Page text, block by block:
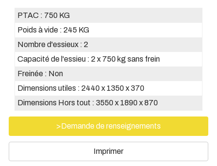
PTAC : 750 KG
Poids à vide : 245 KG
Nombre d'essieux : 2
Capacité de l'essieu : 2 x 750 kg sans frein
Freinée : Non
Dimensions utiles : 2440 x 1350 x 370
Dimensions Hors tout : 3550 x 1890 x 870
>Demande de renseignements
Imprimer